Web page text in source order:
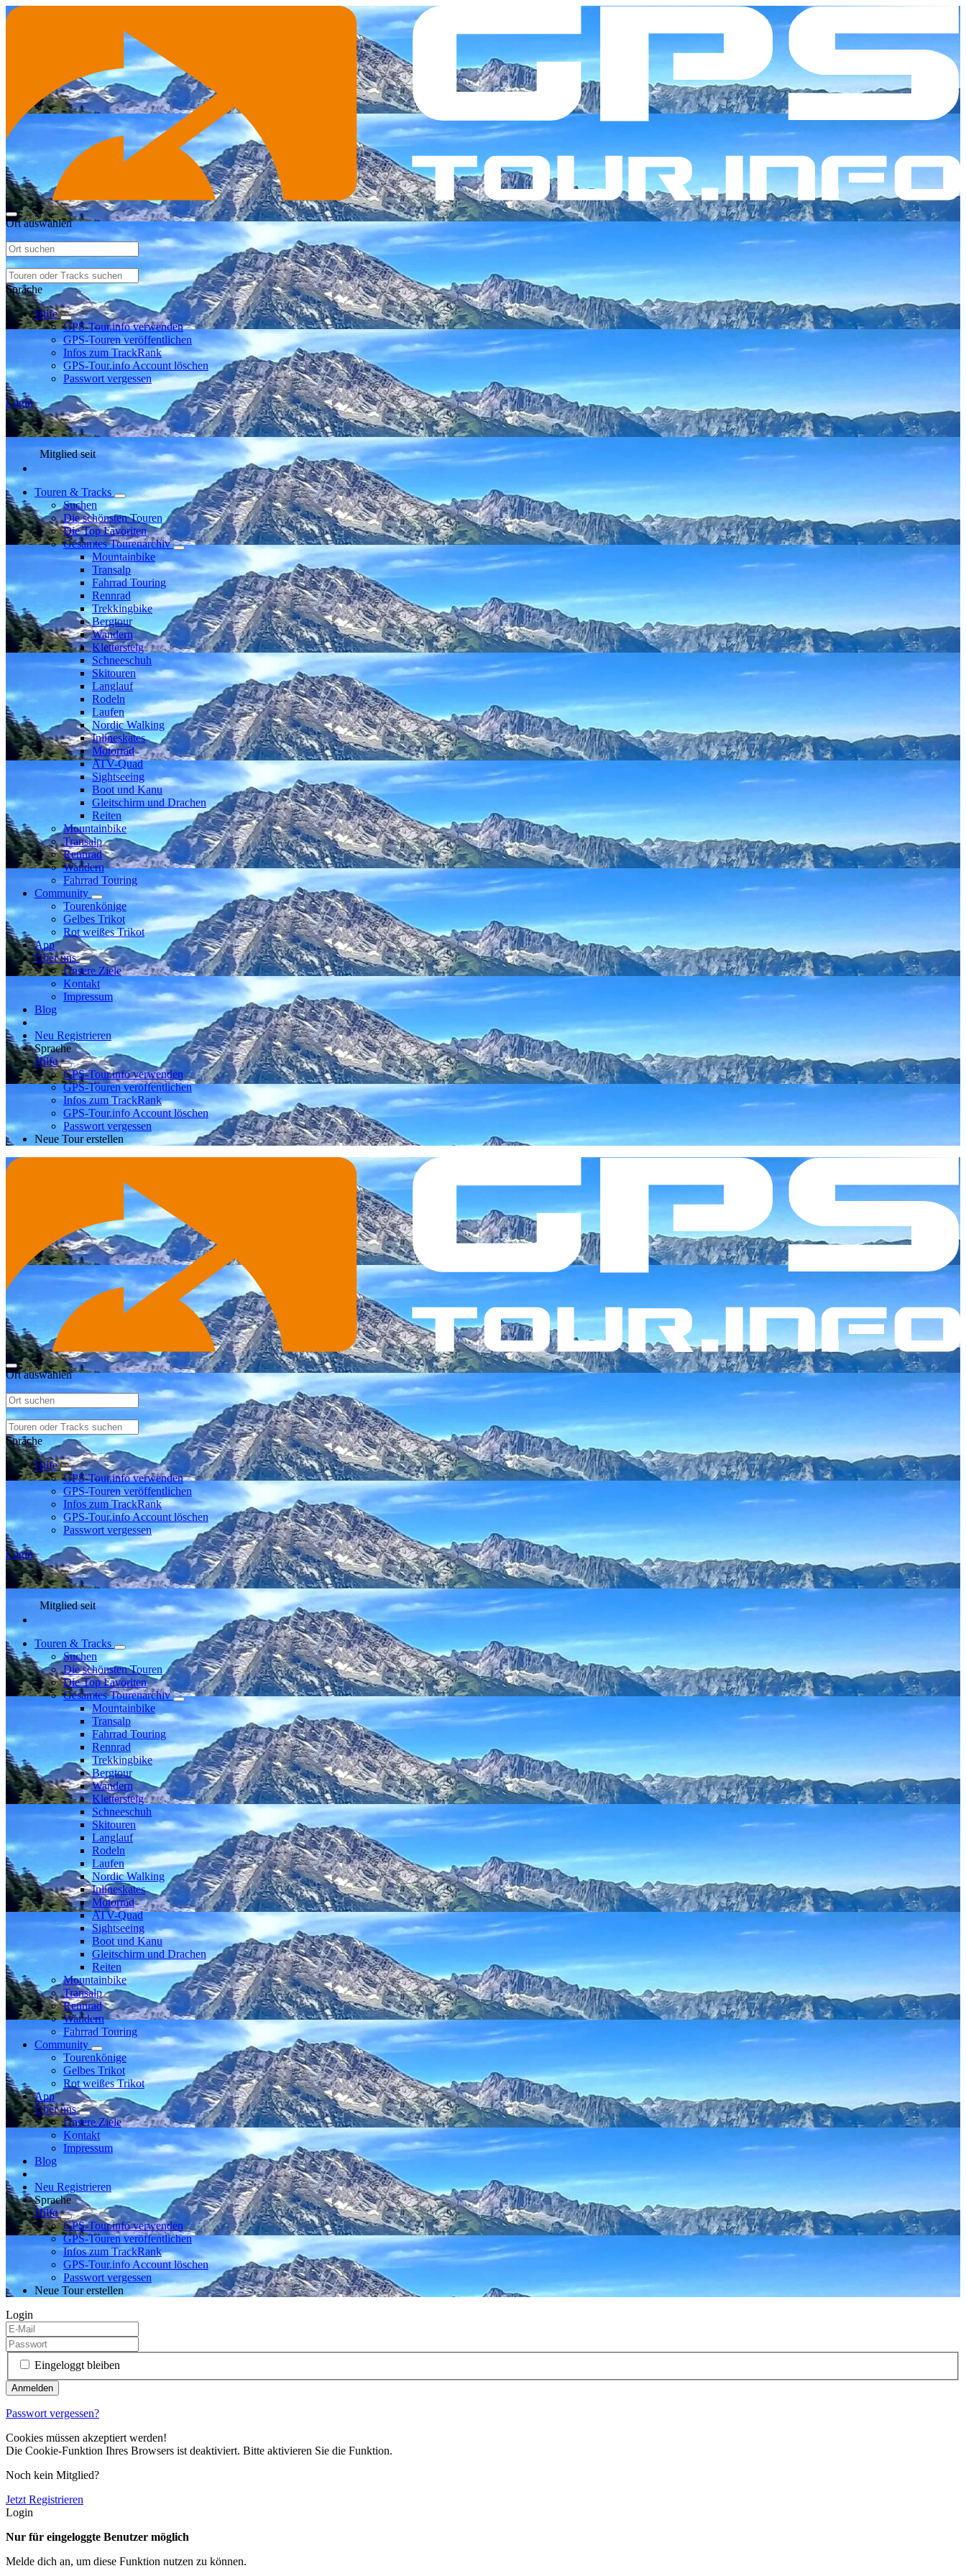
Ort auswählen
Sprache
Hilfe
GPS-Tour.info verwenden
GPS-Touren veröffentlichen
Infos zum TrackRank
GPS-Tour.info Account löschen
Passwort vergessen
Login
Mitglied seit
Touren & Tracks
Suchen
Die schönsten Touren
Die Top Favoriten
Gesamtes Tourenarchiv
Mountainbike
Transalp
Fahrrad Touring
Rennrad
Trekkingbike
Bergtour
Wandern
Klettersteig
Schneeschuh
Skitouren
Langlauf
Rodeln
Laufen
Nordic Walking
Inlineskates
Motorrad
ATV-Quad
Sightseeing
Boot und Kanu
Gleitschirm und Drachen
Reiten
Mountainbike
Transalp
Rennrad
Wandern
Fahrrad Touring
Community
Tourenkönige
Gelbes Trikot
Rot weißes Trikot
App
Über uns
Unsere Ziele
Kontakt
Impressum
Blog
Neu Registrieren
Sprache
Hilfe
GPS-Tour.info verwenden
GPS-Touren veröffentlichen
Infos zum TrackRank
GPS-Tour.info Account löschen
Passwort vergessen
Neue Tour erstellen
Ort auswählen
Sprache
Hilfe
GPS-Tour.info verwenden
GPS-Touren veröffentlichen
Infos zum TrackRank
GPS-Tour.info Account löschen
Passwort vergessen
Login
Mitglied seit
Touren & Tracks
Suchen
Die schönsten Touren
Die Top Favoriten
Gesamtes Tourenarchiv
Mountainbike
Transalp
Fahrrad Touring
Rennrad
Trekkingbike
Bergtour
Wandern
Klettersteig
Schneeschuh
Skitouren
Langlauf
Rodeln
Laufen
Nordic Walking
Inlineskates
Motorrad
ATV-Quad
Sightseeing
Boot und Kanu
Gleitschirm und Drachen
Reiten
Mountainbike
Transalp
Rennrad
Wandern
Fahrrad Touring
Community
Tourenkönige
Gelbes Trikot
Rot weißes Trikot
App
Über uns
Unsere Ziele
Kontakt
Impressum
Blog
Neu Registrieren
Sprache
Hilfe
GPS-Tour.info verwenden
GPS-Touren veröffentlichen
Infos zum TrackRank
GPS-Tour.info Account löschen
Passwort vergessen
Neue Tour erstellen
Login
Eingeloggt bleiben
Passwort vergessen?
Cookies müssen akzeptiert werden!
Die Cookie-Funktion Ihres Browsers ist deaktiviert. Bitte aktivieren Sie die Funktion.
Noch kein Mitglied?
Jetzt Registrieren
Login
Nur für eingeloggte Benutzer möglich
Melde dich an, um diese Funktion nutzen zu können.